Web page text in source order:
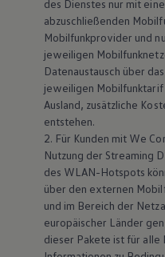
Pannen- und
Volkswagen
des Dienstes nur mit
abzuschließenden
Mobilfunkprovider und
jeweiligen
Datenaustausch über
jeweiligen
Ausland, zusätzliche
entstehen.
2. Für Kunden mit We
Nutzung der Streaming
des WLAN-Hotspots
über den externen
und im Bereich der
europäischer Länder
dieser Pakete ist für alle